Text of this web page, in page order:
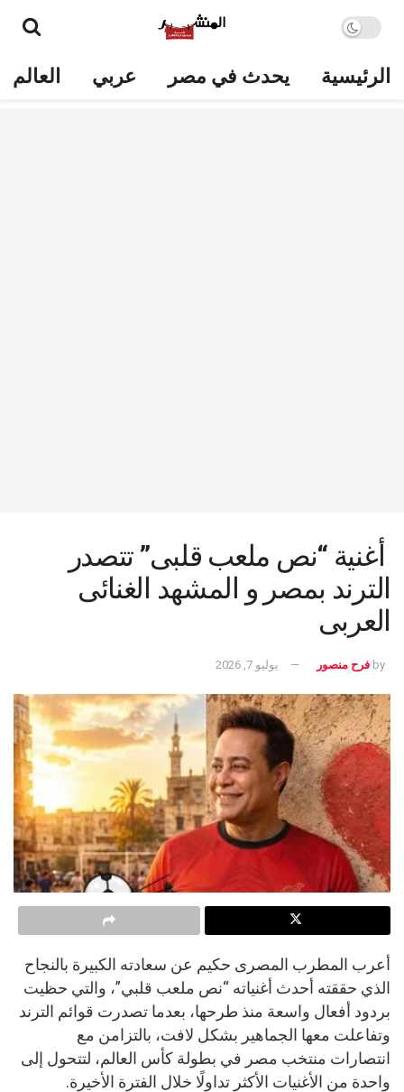
الرئيسية يحدث في مصر عربي العالم
أغنية “نص ملعب قلبى” تتصدر
الترند بمصر و المشهد الغنائى
العربى
by فرح منصور يوليو 7, 2026
أعرب المطرب المصرى حكيم عن سعادته الكبيرة بالنجاح
الذي حققته أحدث أغنياته “نص ملعب قلبي”، والتي حظيت
بردود أفعال واسعة منذ طرحها، بعدما تصدرت قوائم الترند
وتفاعلت معها الجماهير بشكل لافت، بالتزامن مع
انتصارات منتخب مصر في بطولة كأس العالم، لتتحول إلى
واحدة من الأغنيات الأكثر تداولًا خلال الفترة الأخيرة.